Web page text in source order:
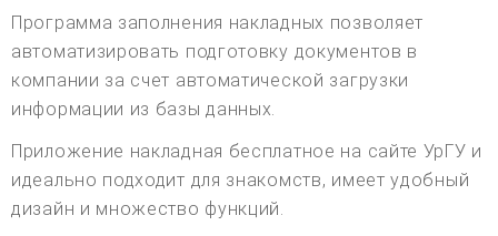
Программа заполнения накладных позволяет
автоматизировать подготовку документов в
компании за счет автоматической загрузки
информации из базы данных.
Приложение накладная бесплатное на сайте УрГУ и
идеально подходит для знакомств, имеет удобный
дизайн и множество функций.